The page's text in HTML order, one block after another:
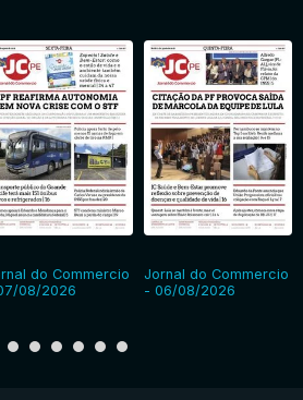
do Commercio
08/2026
Jornal do Commercio
- 06/08/2026